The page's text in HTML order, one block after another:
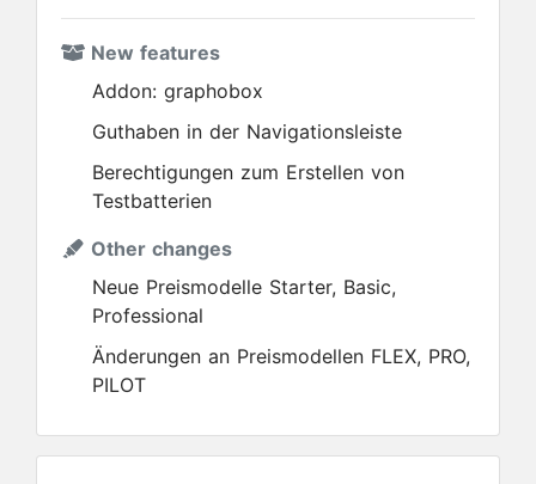
New features
Addon: graphobox
Guthaben in der Navigationsleiste
Berechtigungen zum Erstellen von
Testbatterien
Other changes
Neue Preismodelle Starter, Basic,
Professional
Änderungen an Preismodellen FLEX, PRO,
PILOT